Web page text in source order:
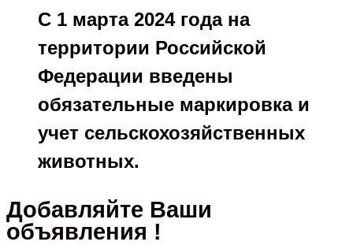
С 1 марта 2024 года на
территории Российской
Федерации введены
обязательные маркировка и
учет сельскохозяйственных
животных.
Добавляйте Ваши
объявления !